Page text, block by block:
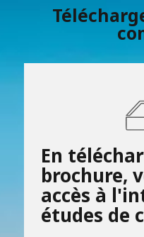
En
brochure,
accès à
études de